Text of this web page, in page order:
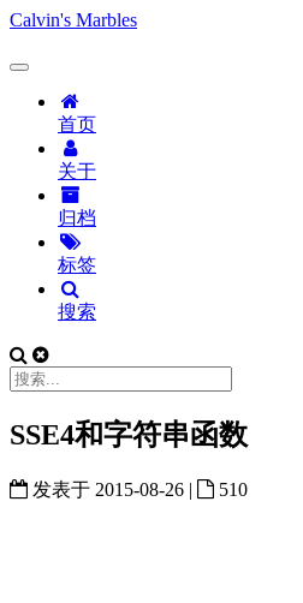
Calvin's Marbles
首页
关于
归档
标签
搜索
SSE4和字符串函数
发表于 2015-08-26 | 510